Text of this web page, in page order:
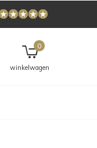
winkelwagen
0